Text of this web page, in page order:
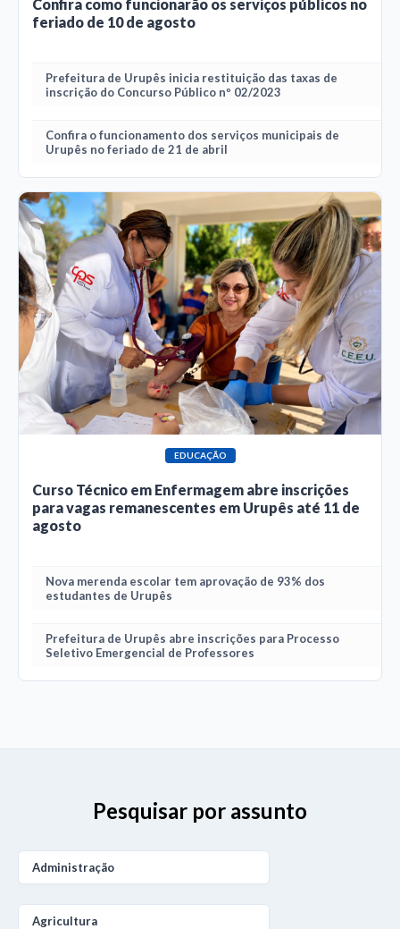
Confira como funcionarão os serviços públicos no
feriado de 10 de agosto
Prefeitura de Urupês inicia restituição das taxas de
inscrição do Concurso Público nº 02/2023
Confira o funcionamento dos serviços municipais de
Urupês no feriado de 21 de abril
EDUCAÇÃO
Curso Técnico em Enfermagem abre inscrições
para vagas remanescentes em Urupês até 11 de
agosto
Nova merenda escolar tem aprovação de 93% dos
estudantes de Urupês
Prefeitura de Urupês abre inscrições para Processo
Seletivo Emergencial de Professores
Pesquisar por assunto
Administração
Agricultura